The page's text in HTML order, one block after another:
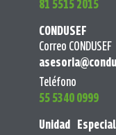
81 5515 2015
CONDUSEF
Correo CONDUSEF
Teléfono
55 5340 0999
Unidad